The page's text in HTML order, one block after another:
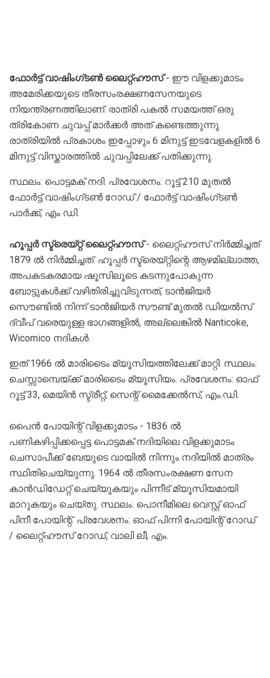
ഫോർട്ട് വാഷിംഗ്ടൺ ലൈറ്റ്ഹൗസ്- ഈ വിളക്കുമാടം
അമേരിക്കയുടെ തീരസംരക്ഷണസേനയുടെ
നിയന്ത്രണത്തിലാണ്. രാത്രി പകൽ സമയത്ത് ഒരു
ത്രികോണ ചുവപ്പ് മാർക്കർ അത് കണ്ടെത്തുന്നു.
രാത്രിയിൽ പ്രകാശം ഇപ്പോഴും 6 മിനുട്ട് ഇടവേളകളിൽ 6
മിനുട്ട് വിസ്താരത്തിൽ ചുവപ്പിലേക്ക് പതിക്കുന്നു.
സ്ഥലം: പൊട്ടമക് നദി. പ്രവേശനം: റൂട്ട് 210 മുതൽ
ഫോർട്ട് വാഷിംഗ്ടൺ റോഡ് / ഫോർട്ട് വാഷിംഗ്ടൺ
പാർക്ക്, എം ഡി.
ഹൂപ്പർ സ്ട്രെയ്റ്റ് ലൈറ്റ്ഹൗസ്- ലൈറ്റ്ഹൗസ് നിർമ്മിച്ചത്
1879 ൽ നിർമ്മിച്ചത്. ഹൂപ്പർ സ്ട്രെയ്റ്റിന്റെ ആഴമില്ലാത്ത,
അപകടകരമായ ഷൂസിലൂടെ കടന്നുപോകുന്ന
ബോട്ടുകൾക്ക് വഴിതിരിച്ചുവിടുന്നത്, ടാൻജിയർ
സൌണ്ടിൽ നിന്ന് ടാൻജിയർ സൗണ്ട് മുതൽ ഡിയൽസ്
ദ്വീപ് വരെയുള്ള ഭാഗങ്ങളിൽ, അല്ലെങ്കിൽ Nanticoke,
Wicomico നദികൾ.
ഇത് 1966 ൽ മാരിടൈം മ്യൂസിയത്തിലേക്ക് മാറ്റി. സ്ഥലം:
ചെസ്സാമ്പെയ്ക്ക് മാരിടൈം മ്യൂസിയം. പ്രവേശനം: ഓഫ്
റൂട്ട് 33, മെയിൻ സ്ട്രീറ്റ്, സെന്റ് മൈക്കേൽസ്, എം.ഡി.
പൈൻ പോയിന്റ് വിളക്കുമാടം - 1836 ൽ
പണികഴിപ്പിക്കപ്പെട്ട പൊട്ടമക് നദിയിലെ വിളക്കുമാടം
ചെസാപീക്ക് ബേയുടെ വായിൽ നിന്നും നദിയിൽ മാത്രം
സ്ഥിതിചെയ്യുന്നു. 1964 ൽ തീരസംരക്ഷണ സേന
കാൻഡിഡേറ്റ് ചെയ്യുകയും പിന്നീട് മ്യൂസിയമായി
മാറുകയും ചെയ്തു. സ്ഥലം: പൊനീമിലെ വെസ്റ്റ് ഓഫ്
പിനീ പോയിന്റ്. പ്രവേശനം: ഓഫ് പിന്നി പോയിന്റ് റോഡ്
/ ലൈറ്റ്ഹൗസ് റോഡ്, വാലി ലീ, എം.